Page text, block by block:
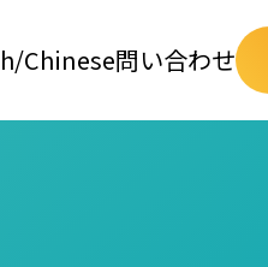
Chinese問い合わせ